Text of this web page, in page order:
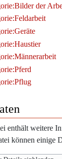
der
enthält weitere
können einige